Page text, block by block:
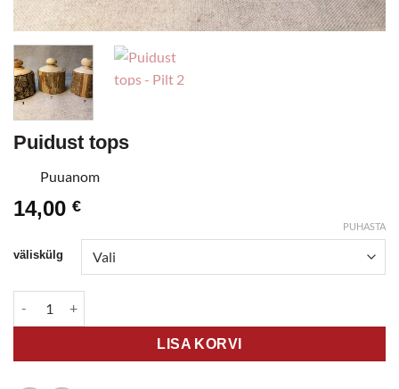
Puidust tops
Puuanom
14,00 €
väliskülg
PUHASTA
LISA KORVI